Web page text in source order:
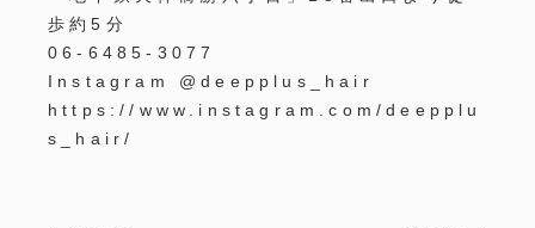
歩約5 分
06-6485-3077
Instagram @deepplus_hair
https://www.instagram.com/deepplu
s_hair/